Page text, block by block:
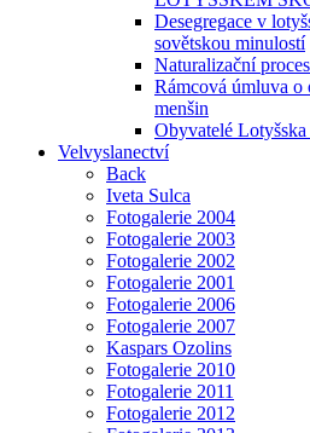
Desegregace v
sovětskou minulostí
Naturalizační
Rámcová úmluva o
menšin
Obyvatelé
Velvyslanectví
Back
Iveta Sulca
Fotogalerie 2004
Fotogalerie 2003
Fotogalerie 2002
Fotogalerie 2001
Fotogalerie 2006
Fotogalerie 2007
Kaspars Ozolins
Fotogalerie 2010
Fotogalerie 2011
Fotogalerie 2012